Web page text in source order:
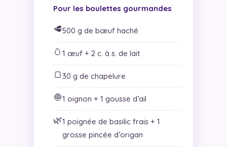
Pour les boulettes gourmandes
🥩500 g de bœuf haché
🥚 1 œuf + 2 c. à s. de lait
🍞30 g de chapelure
🧅1 oignon + 1 gousse d’ail
🌿1 poignée de basilic frais + 1
grosse pincée d’origan